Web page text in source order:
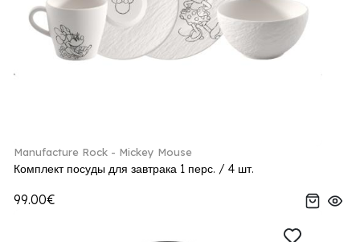
Manufacture Rock - Mickey Mouse
Комплект посуды для завтрака 1 перс. / 4 шт.
99.00€